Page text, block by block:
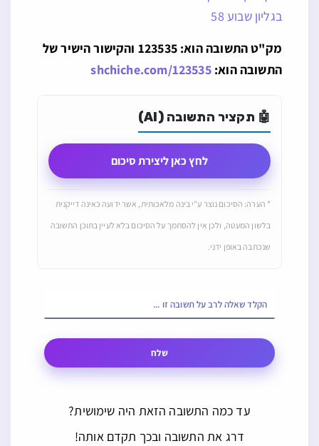
בגליון שבוע 58
מק"ט התשובה הוא: 123535 והקישור הישיר של
התשובה הוא:shchiche.com/123535
🤖 תקציר התשובה (AI)
לחץ כאן ליצירת סיכום
* הערה: הסיכום נוצר ע"י בינה מלאכותית, אשר ידועה כאינה דייקנית
בלשון המעטה, ולכן אין להסתמך על הסיכום בלא לעיין בתוכן התשובה
שנכתבה באופן ידני.
שלח
עד כמה התשובה הזאת היה שימושית?
דרג את התשובה ובכך תקדם אותה!